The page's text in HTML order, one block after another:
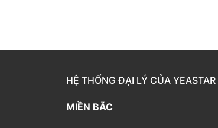
HỆ THỐNG ĐẠI LÝ CỦA YEASTAR
MIỀN BẮC